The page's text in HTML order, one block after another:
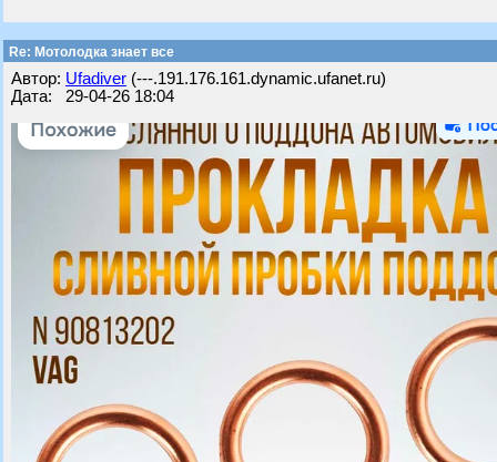
Re: Мотолодка знает все
Автор: Ufadiver (---.191.176.161.dynamic.ufanet.ru)
Дата: 29-04-26 18:04